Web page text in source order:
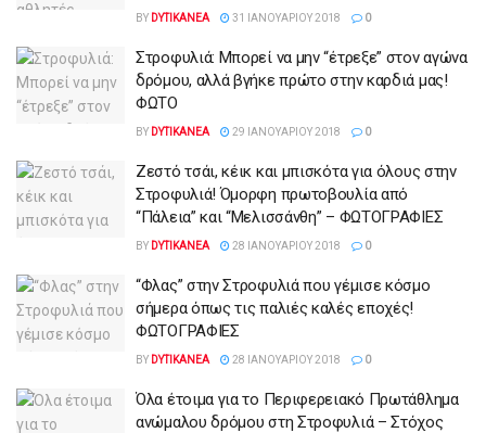
BY DYTIKANEA 31 ΙΑΝΟΥΑΡΊΟΥ 2018 0
Στροφυλιά: Μπορεί να μην “έτρεξε” στον αγώνα
δρόμου, αλλά βγήκε πρώτο στην καρδιά μας!
ΦΩΤΟ
BY DYTIKANEA 29 ΙΑΝΟΥΑΡΊΟΥ 2018 0
Ζεστό τσάι, κέικ και μπισκότα για όλους στην
Στροφυλιά! Όμορφη πρωτοβουλία από
“Πάλεια” και “Μελισσάνθη” – ΦΩΤΟΓΡΑΦΙΕΣ
BY DYTIKANEA 28 ΙΑΝΟΥΑΡΊΟΥ 2018 0
“Φλας” στην Στροφυλιά που γέμισε κόσμο
σήμερα όπως τις παλιές καλές εποχές!
ΦΩΤΟΓΡΑΦΙΕΣ
BY DYTIKANEA 28 ΙΑΝΟΥΑΡΊΟΥ 2018 0
Όλα έτοιμα για το Περιφερειακό Πρωτάθλημα
ανώμαλου δρόμου στη Στροφυλιά – Στόχος